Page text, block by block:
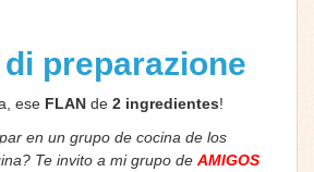
preparazione
ese FLAN de 2 ingredientes!
en un grupo de cocina de los
Te invito a mi grupo de AMIGOS